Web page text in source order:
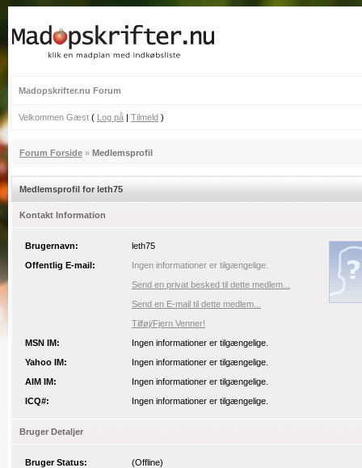
Madopskrifter.nu Forum
Velkommen Gæst ( Log på | Tilmeld )
Forum Forside » Medlemsprofil
Medlemsprofil for leth75
Kontakt Information
Brugernavn:
leth75
Offentlig E-mail:
Ingen informationer er tilgængelige.
Send en privat besked til dette medlem...
Send en E-mail til dette medlem...
Tilføj/Fjern Venner!
MSN IM:
Ingen informationer er tilgængelige.
Yahoo IM:
Ingen informationer er tilgængelige.
AIM IM:
Ingen informationer er tilgængelige.
ICQ#:
Ingen informationer er tilgængelige.
Bruger Detaljer
Bruger Status:
(Offline)